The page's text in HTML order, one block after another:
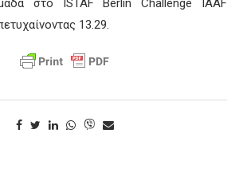
στο ISTAF Berlin Challenge IAAF
13.29.